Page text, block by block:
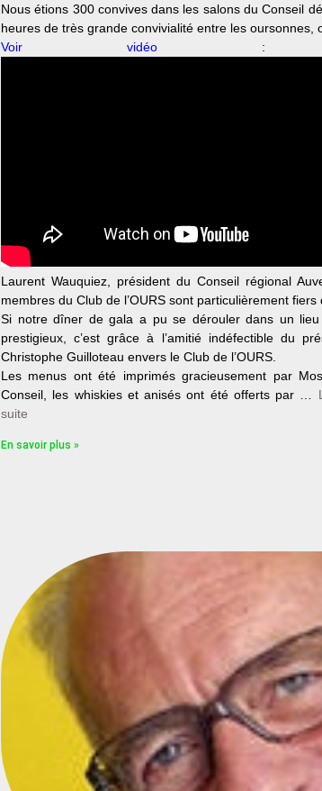
Nous étions 300 convives dans les salons du Conseil
heures de très grande convivialité entre les oursonnes,
Voir vidéo
Laurent Wauquiez, président du Conseil régional
membres du Club de l’OURS sont particulièrement fiers
Si notre dîner de gala a pu se dérouler dans un lieu
prestigieux, c’est grâce à l’amitié indéfectible du
Christophe Guilloteau envers le Club de l’OURS.
Les menus ont été imprimés gracieusement par
Conseil, les whiskies et anisés ont été offerts par …
suite
En savoir plus »